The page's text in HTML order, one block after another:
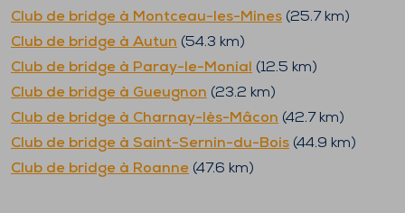
Club de bridge à Montceau-les-Mines (25.7 km)
Club de bridge à Autun (54.3 km)
Club de bridge à Paray-le-Monial (12.5 km)
Club de bridge à Gueugnon (23.2 km)
Club de bridge à Charnay-lès-Mâcon (42.7 km)
Club de bridge à Saint-Sernin-du-Bois (44.9 km)
Club de bridge à Roanne (47.6 km)